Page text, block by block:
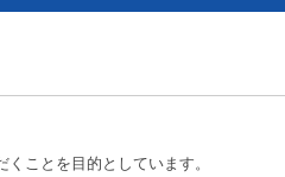
ことを目的としています。